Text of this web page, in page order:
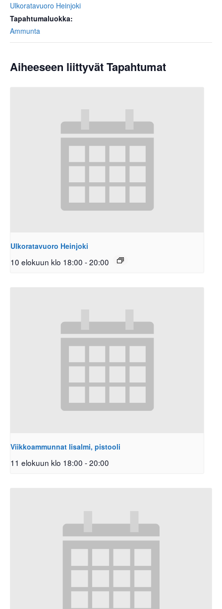
Ulkoratavuoro Heinjoki
Tapahtumaluokka:
Ammunta
Aiheeseen liittyvät Tapahtumat
Ulkoratavuoro Heinjoki
10 elokuun klo 18:00 -20:00
Viikkoammunnat Iisalmi, pistooli
11 elokuun klo 18:00 -20:00